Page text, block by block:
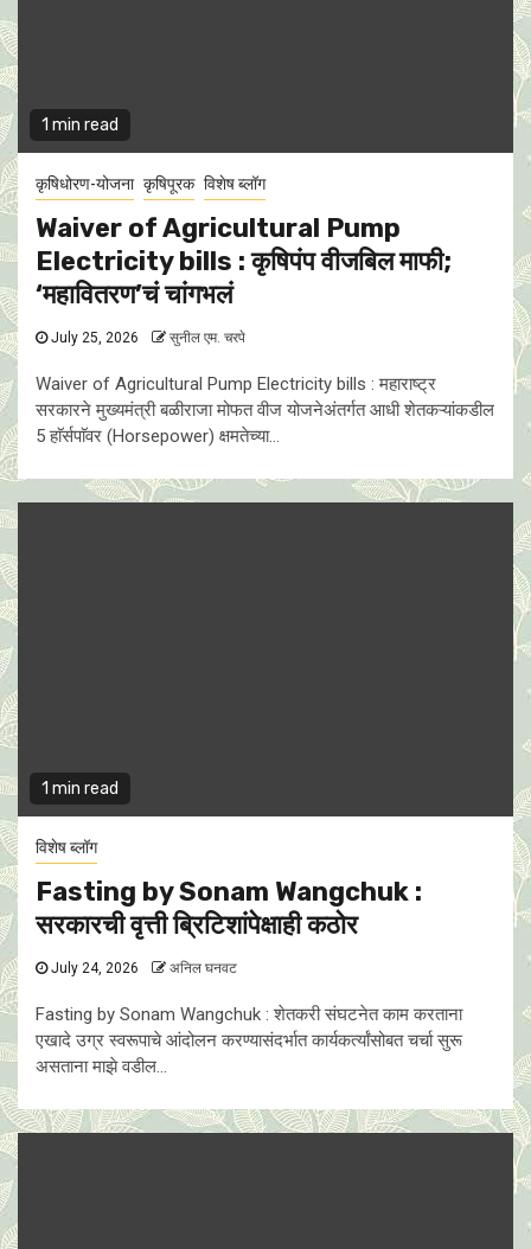
1 min read
कृषिधोरण-योजना कृषिपूरक विशेष ब्लॉग
Waiver of Agricultural Pump
Electricity bills : कृषिपंप वीजबिल माफी;
‘महावितरण’चं चांगभलं
July 25, 2026 सुनील एम. चरपे
Waiver of Agricultural Pump Electricity bills : महाराष्ट्र
सरकारने मुख्यमंत्री बळीराजा मोफत वीज योजनेअंतर्गत आधी शेतकऱ्यांकडील
5 हाॅर्सपाॅवर (Horsepower) क्षमतेच्या...
1 min read
विशेष ब्लॉग
Fasting by Sonam Wangchuk :
सरकारची वृत्ती ब्रिटिशांपेक्षाही कठाेर
July 24, 2026 अनिल घनवट
Fasting by Sonam Wangchuk : शेतकरी संघटनेत काम करताना
एखादे उग्र स्वरूपाचे आंदोलन करण्यासंदर्भात कार्यकर्त्यांसोबत चर्चा सुरू
असताना माझे वडील...